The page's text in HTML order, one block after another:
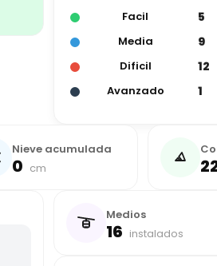
Facil 5
Media 9
Dificil 12
Avanzado 1
Nieve acumulada
0 cm
Medios
16 instalados